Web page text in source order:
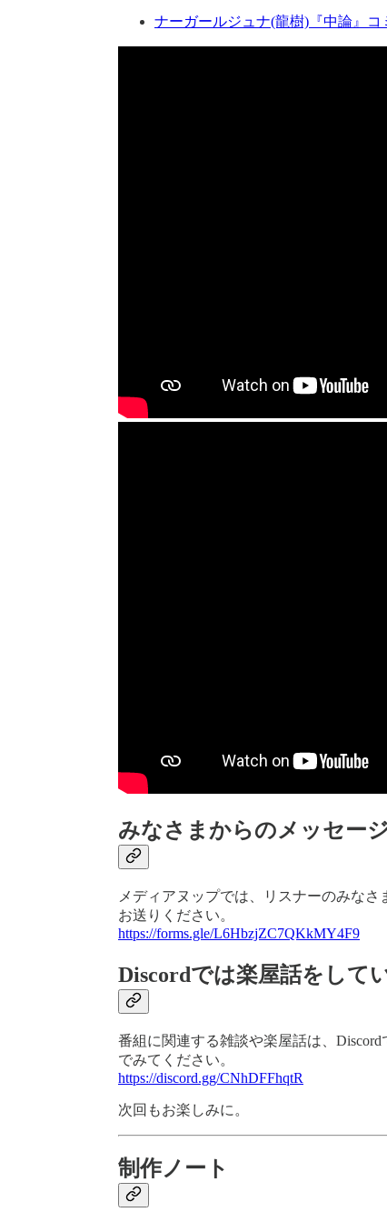
ナーガールジュナ(龍樹)『中論』コ
みなさまからのメッセー
メディアヌップでは、リスナーのみな
お送りください。
https://forms.gle/L6HbzjZC7QKkMY4F9
Discordでは楽屋話をして
番組に関連する雑談や楽屋話は、
でみてください。
https://discord.gg/CNhDFFhqtR
次回もお楽しみに。
制作ノート